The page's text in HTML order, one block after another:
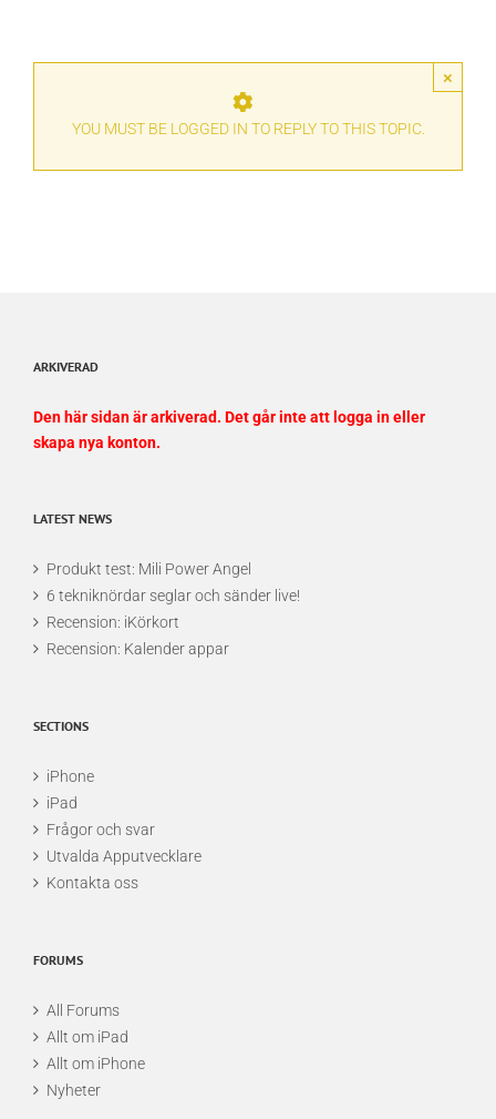
×
YOU MUST BE LOGGED IN TO REPLY TO THIS TOPIC.
ARKIVERAD
Den här sidan är arkiverad. Det går inte att logga in eller
skapa nya konton.
LATEST NEWS
Produkt test: Mili Power Angel
6 tekniknördar seglar och sänder live!
Recension: iKörkort
Recension: Kalender appar
SECTIONS
iPhone
iPad
Frågor och svar
Utvalda Apputvecklare
Kontakta oss
FORUMS
All Forums
Allt om iPad
Allt om iPhone
Nyheter